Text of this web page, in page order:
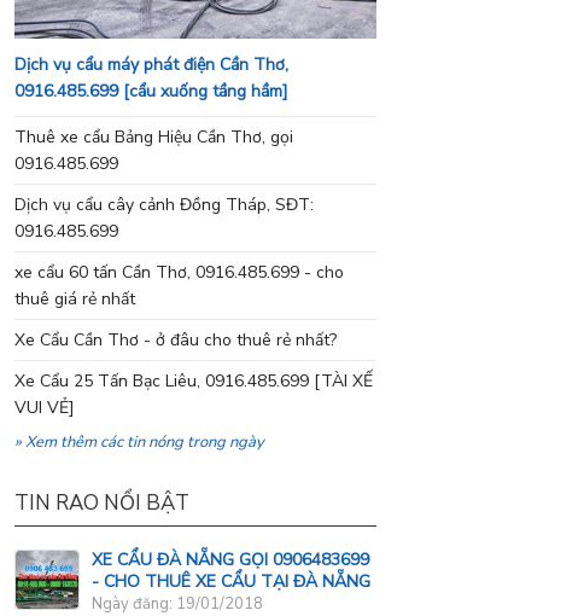
Dịch vụ cẩu máy phát điện Cần Thơ,
0916.485.699 [cẩu xuống tầng hầm]
Thuê xe cẩu Bảng Hiệu Cần Thơ, gọi
0916.485.699
Dịch vụ cẩu cây cảnh Đồng Tháp, SĐT:
0916.485.699
xe cẩu 60 tấn Cần Thơ, 0916.485.699 - cho
thuê giá rẻ nhất
Xe Cẩu Cần Thơ - ở đâu cho thuê rẻ nhất?
Xe Cẩu 25 Tấn Bạc Liêu, 0916.485.699 [TÀI XẾ
VUI VẺ]
» Xem thêm các tin nóng trong ngày
TIN RAO NỔI BẬT
XE CẨU ĐÀ NẴNG GỌI 0906483699
- CHO THUÊ XE CẨU TẠI ĐÀ NẴNG
Ngày đăng: 19/01/2018